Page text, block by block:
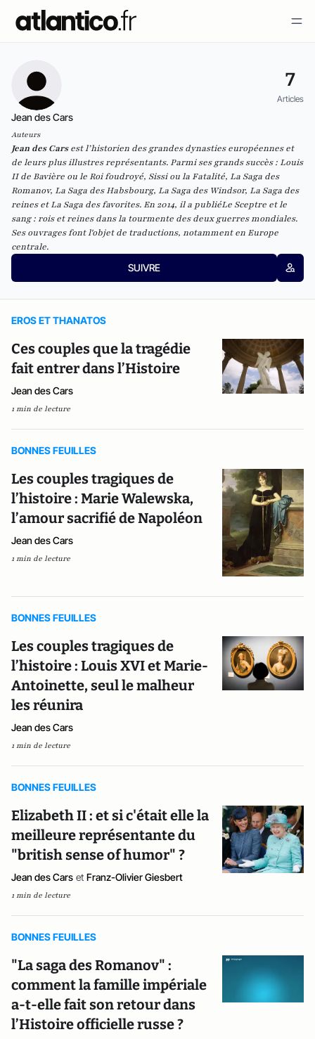
7
Articles
Jean des Cars
Auteurs
Jean des Carsest l’historien des grandes dynasties européennes et
de leurs plus illustres représentants. Parmi ses grands succès :Louis
II de Bavière ou le Roi foudroyé, Sissi ou la Fatalité, La Saga des
Romanov, La Saga des Habsbourg, La Saga des Windsor, La Saga des
reinesetLa Saga des favorites. En 2014, il a publiéLe Sceptre et le
sang : rois et reines dans la tourmente des deux guerres mondiales.
Ses ouvrages font l'objet de traductions, notamment en Europe
centrale.
SUIVRE
EROS ET THANATOS
Ces couples que la tragédie
fait entrer dans l’Histoire
Jean des Cars
1 min de lecture
BONNES FEUILLES
Les couples tragiques de
l’histoire : Marie Walewska,
l’amour sacrifié de Napoléon
Jean des Cars
1 min de lecture
BONNES FEUILLES
Les couples tragiques de
l’histoire : Louis XVI et Marie-
Antoinette, seul le malheur
les réunira
Jean des Cars
1 min de lecture
BONNES FEUILLES
Elizabeth II : et si c'était elle la
meilleure représentante du
"british sense of humor" ?
Jean des Cars et Franz-Olivier Giesbert
1 min de lecture
BONNES FEUILLES
"La saga des Romanov" :
comment la famille impériale
a-t-elle fait son retour dans
l’Histoire officielle russe ?